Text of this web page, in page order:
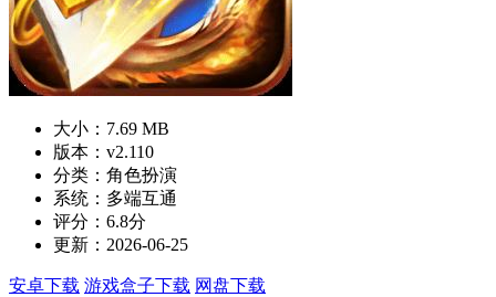
大小：7.69 MB
版本：v2.110
分类：角色扮演
系统：多端互通
评分：6.8分
更新：2026-06-25
安卓下载 游戏盒子下载 网盘下载